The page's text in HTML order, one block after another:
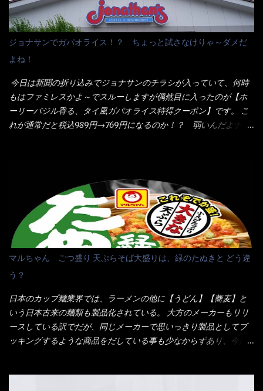
イのHPを見ると・・・（引用） めんは、ノンフライ・ノンスチー
ム製法で仕上げた、生めんに近い風味のストレートめんです。 豚
の旨味に数種類の唐辛子、ニンニクを加えた辛さとコクが凝縮さ
れた醤油ベースのスープです。 調味油に赤ラー油とごま油を使用
することに風味と辛さを引き立たせています。 調味油をスープ
全体に馴染ませるために、箸で麺と具を持ち上げて・・・ ええや
ないかぁ～ モヤシが黒豆モヤシだから細身で熱を加えてもへた
りづらい！（緑豆モヤシだと太くて熱加えるとダラーっとなるん
だよ） それに細ストレート麺とモヤシが良いバランスで・・・
韮の緑と卵の黄色も相まって・・・映える...
た・・・チーズに焦げ目が付いているのを、しっかり確認し買う
ことをオススメします。（取り分け量にも若干有り差がでてるだ
ろう） 早速タバスコを振りかけて食べてみると・・・結構美味し
いよ！ 久しぶりだな～ホワイトソースとマカロニの絡まった食
感・・・懐かしい～ 今回ダイソーのカレー用のスプーンを使って
みたら、これが凄くうまくすくえるんだよねぇ～（このスプーン
当たりだね） 今回新作のグラタンを頂きましたが、まずまずの美
味しさとダイソーのカレースプーンの。すくい上げ力の良さを再
度認識できました。
ジョナサンでガパオライス！？ ちょっと試さなけりゃ～ダメだ
よね！
今日は新聞の折り込みでジョナサンのチラシが入っていて、何時
もはファミレスかよ～でスルーしますが偶然目に入ったのが【ホ
ーリーバジル香る、タイ風ガパオライス特得クーポン】です。 こ
れが通常だと税込989円→769円になるのか！？ 弱いんだよナァ
に行っても同じメニュー同じ味のファミレスには行きません。 最
近は、ステーキガストに試しに行ったぐらいです。（肉が喰いた
くて） しかし最近のファミレスは合理化が進み、店員さんもフロ
ア担当は2人程度しか居ないんだよねぇ～ それに注文はタッチパ
ネル！！ 凄いよなぁ～ 20年位前は、フロア担当だけでも5人は
居たと思うけど・・・ 判らず店員さんを呼ぶピンポンを・・・ク
ーポンなんだけどと伝えると、丁寧にタッチパネルで～と教えて
くれたが、何故かタッチパネルがクーポンを受け付けない！！ 店
員さんも、アレー？といいながら私が受け付けますので・・・と
消えていった。 タッチパネルのやつ、安いのは嫌うんだな！？こ
のヤロー！ 待つ事暫し・・・10分は越えたと思うけど・・・出て
来ました。 こちらが本日のサラメシ【ホーリーバジル香る、タイ
く行きましたねぇ～ だからタイ料理屋さんには、辛味剤・酢・ナ
マルちゃん ごつ盛り 天ぷらそば大盛りは、緑のたぬきと どう違
う？
日本のカップ麺業界では、ラーメンの他に【うどん】【蕎麦】と
いう日本古来の麺類も製品化されている。 大方のメーカーもリリ
ースしている訳でだが、同じメーカーで思いっきり製品としてブ
ッキングするような商品をだしている事も少なからずあり、今回